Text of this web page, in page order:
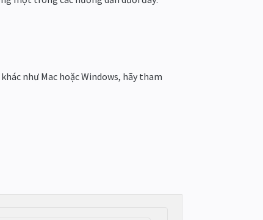
như Mac hoặc Windows, hãy tham